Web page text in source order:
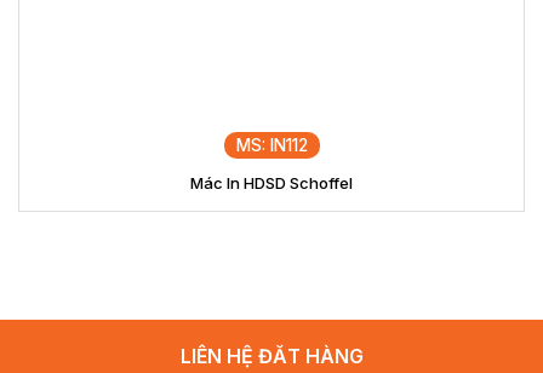
MS: IN112
Mác In HDSD Schoffel
LIÊN HỆ ĐĂT HÀNG